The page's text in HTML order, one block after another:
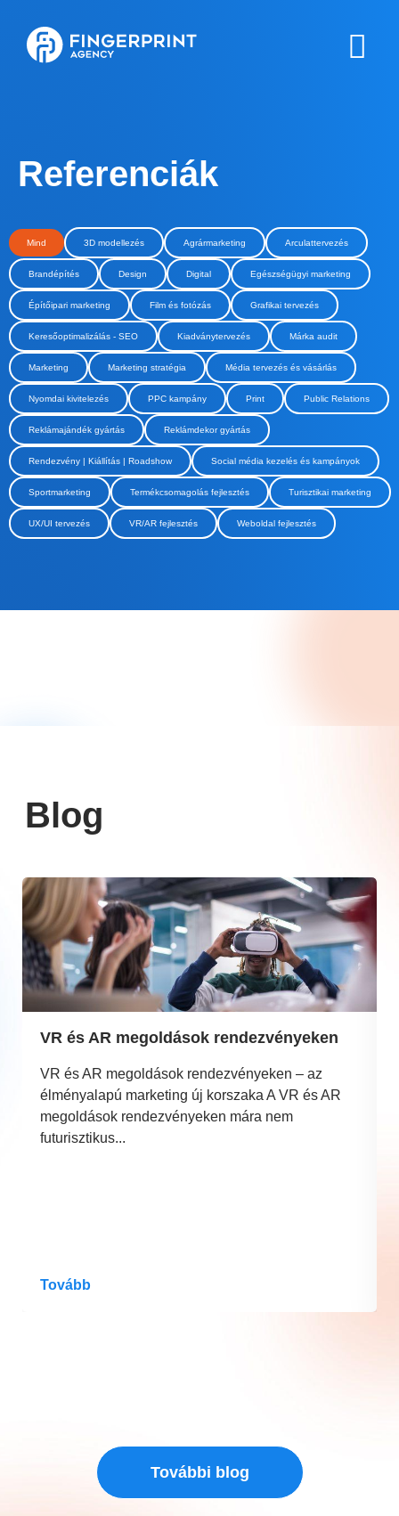
Referenciák
3D modellezés Agrármarketing Arculattervezés
Brandépítés Design Digital Egészségügyi marketing
Építőipari marketing Film és fotózás Grafikai tervezés
Keresőoptimalizálás - SEO Kiadványtervezés Márka audit
Marketing Marketing stratégia Média tervezés és vásárlás
Nyomdai kivitelezés PPC kampány Print Public Relations
Reklámajándék gyártás Reklámdekor gyártás
Rendezvény | Kiállítás | Roadshow Social média kezelés és kampányok
Sportmarketing Termékcsomagolás fejlesztés Turisztikai marketing
UX/UI tervezés VR/AR fejlesztés Weboldal fejlesztés
Mind
Blog
VR és AR megoldások rendezvényeken
VR és AR megoldások rendezvényeken – az
élményalapú marketing új korszaka A VR és AR
megoldások rendezvényeken mára nem
futurisztikus...
Tovább
További blog